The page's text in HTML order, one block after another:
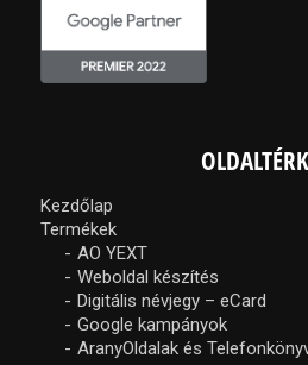
Kezdőlap
Termékek
AO YEXT
Weboldal készítés
Digitális névjegy – eCard
Google kampányok
AranyOldalak és